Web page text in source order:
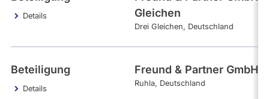
Details
Gleichen
Drei Gleichen Deutschland
Beteiligung
Details
Freund & Partner GmbH
Ruhla Deutschland